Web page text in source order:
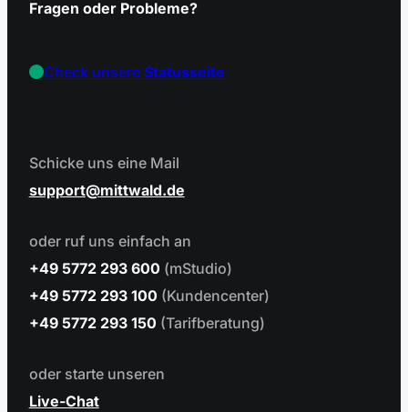
Fragen oder Probleme?
Check unsereStatusseite
Schicke uns eine Mail
support
mittwald.de
oder ruf uns einfach an
+49 5772 293 600 (mStudio)
+49 5772 293 100 (Kundencenter)
+49 5772 293 150 (Tarifberatung)
oder starte unseren
Live-Chat